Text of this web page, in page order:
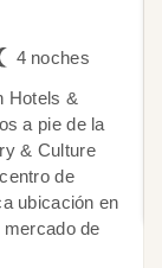
4 noches
Hotels &
a pie de la
& Culture
de
ubicación en
de